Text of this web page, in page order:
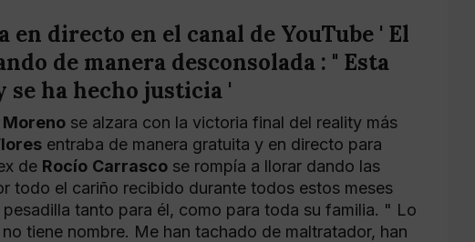
en directo en el canal de YouTube ' El
de manera desconsolada : " Esta
se ha hecho justicia '
Moreno se alzara con la victoria final del reality más
entraba de manera gratuita y en directo para
de Rocío Carrasco se rompía a llorar dando las
todo el cariño recibido durante todos estos meses
tanto para él, como para toda su familia. " Lo
tiene nombre. Me han tachado de maltratador, han